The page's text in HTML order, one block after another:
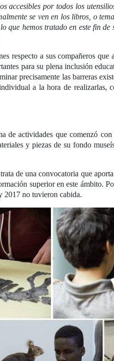
accesibles por todos los
se ven en los libros, o
que hemos tratado en este fin
respecto a sus compañeros
para su plena inclusión
precisamente las barreras
a la hora de realizarlas,
de actividades que comenzó
y piezas de su fondo
de una convocatoria que
superior en este ámbito.
2017 no tuvieron cabida.